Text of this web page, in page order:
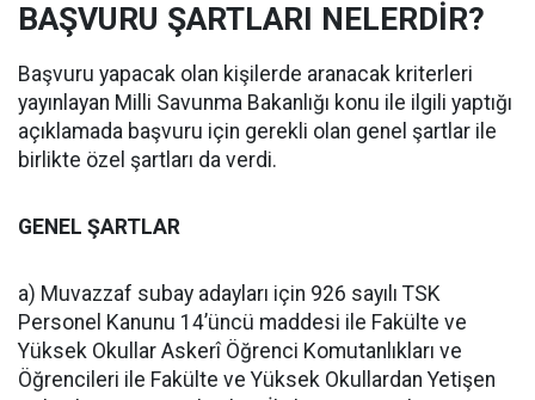
BAŞVURU ŞARTLARI NELERDİR?
Başvuru yapacak olan kişilerde aranacak kriterleri
yayınlayan Milli Savunma Bakanlığı konu ile ilgili yaptığı
açıklamada başvuru için gerekli olan genel şartlar ile
birlikte özel şartları da verdi.
GENEL ŞARTLAR
a) Muvazzaf subay adayları için 926 sayılı TSK
Personel Kanunu 14’üncü maddesi ile Fakülte ve
Yüksek Okullar Askerî Öğrenci Komutanlıkları ve
Öğrencileri ile Fakülte ve Yüksek Okullardan Yetişen